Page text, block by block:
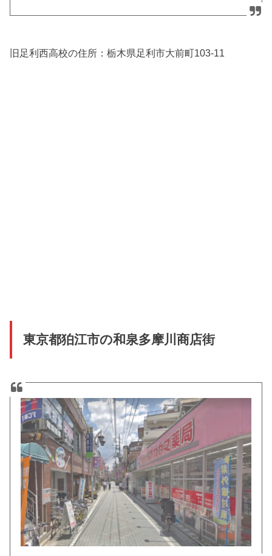
旧足利西高校の住所：栃木県足利市大前町103-11
東京都狛江市の和泉多摩川商店街